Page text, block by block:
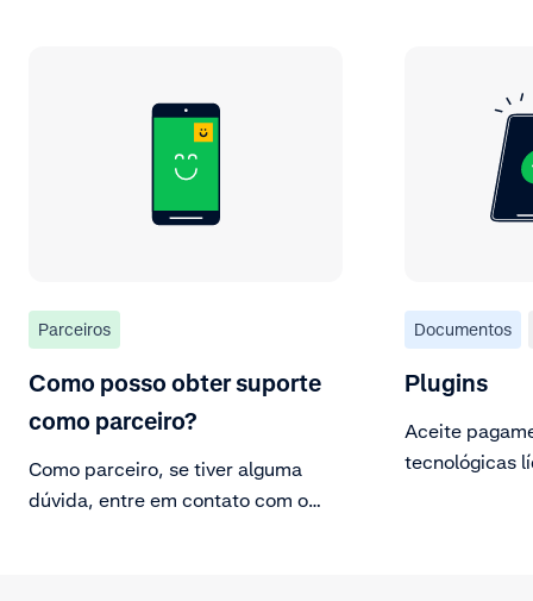
Parceiros
Como posso obter suporte
como parceiro?
Como parceiro, se tiver alguma
dúvida, entre em contato com o
Documentos
Plugins
Aceite
tecnológicas